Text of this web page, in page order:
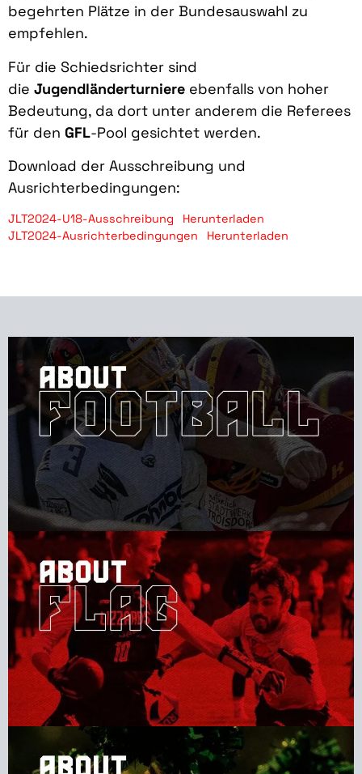
begehrten Plätze in der Bundesauswahl zu
empfehlen.
Für die Schiedsrichter sind
die Jugendländerturniere ebenfalls von hoher
Bedeutung, da dort unter anderem die Referees
für den GFL-Pool gesichtet werden.
Download der Ausschreibung und
Ausrichterbedingungen:
JLT2024-U18-Ausschreibung
Herunterladen
JLT2024-Ausrichterbedingungen
Herunterladen